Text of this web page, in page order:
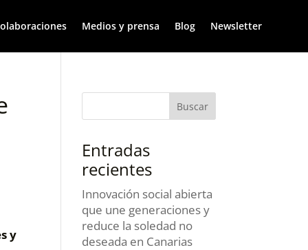
Medios y prensa Blog Newsletter
y
Entradas
recientes
Innovación social abierta
que une generaciones y
reduce la soledad no
deseada en Canarias